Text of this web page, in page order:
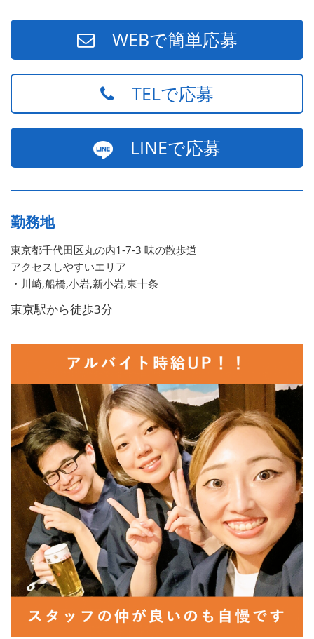
頭に3人の子供を持つ一家の大黒柱）
WEBで簡単応募
TELで応募
LINEで応募
勤務地
東京都千代田区丸の内1-7-3 味の散歩道
アクセスしやすいエリア
・川崎,船橋,小岩,新小岩,東十条
東京駅から徒歩3分